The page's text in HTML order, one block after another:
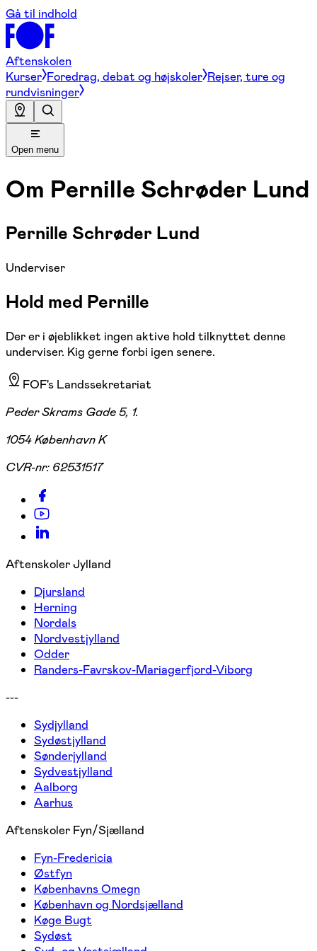
Gå til indhold
Aftenskolen
Kurser Foredrag, debat og højskoler Rejser, ture og
rundvisninger
Open menu
Om Pernille Schrøder Lund
Pernille Schrøder Lund
Underviser
Hold med Pernille
Der er i øjeblikket ingen aktive hold tilknyttet denne
underviser. Kig gerne forbi igen senere.
FOF's Landssekretariat
Peder Skrams Gade 5, 1.
1054 København K
CVR-nr: 62531517
Aftenskoler Jylland
Djursland
Herning
Nordals
Nordvestjylland
Odder
Randers-Favrskov-Mariagerfjord-Viborg
---
Sydjylland
Sydøstjylland
Sønderjylland
Sydvestjylland
Aalborg
Aarhus
Aftenskoler Fyn/Sjælland
Fyn-Fredericia
Østfyn
Københavns Omegn
København og Nordsjælland
Køge Bugt
Sydøst